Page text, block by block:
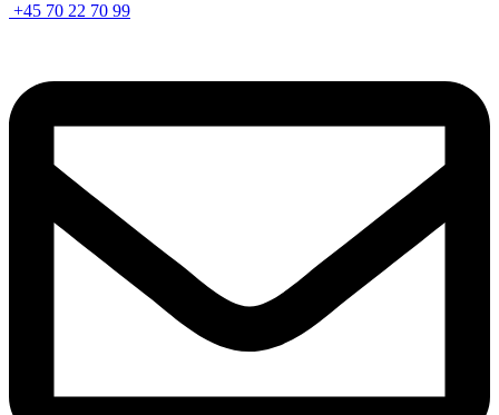
+45 70 22 70 99